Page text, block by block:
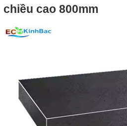
chiều cao 800mm